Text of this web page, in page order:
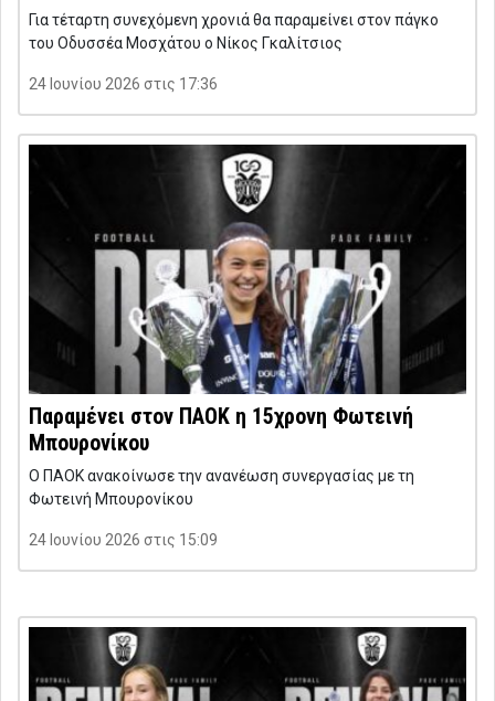
Για τέταρτη συνεχόμενη χρονιά θα παραμείνει στον πάγκο
του Οδυσσέα Μοσχάτου ο Νίκος Γκαλίτσιος
24 Ιουνίου 2026 στις 17:36
Παραμένει στον ΠΑΟΚ η 15χρονη Φωτεινή
Μπουρονίκου
Ο ΠΑΟΚ ανακοίνωσε την ανανέωση συνεργασίας με τη
Φωτεινή Μπουρονίκου
24 Ιουνίου 2026 στις 15:09